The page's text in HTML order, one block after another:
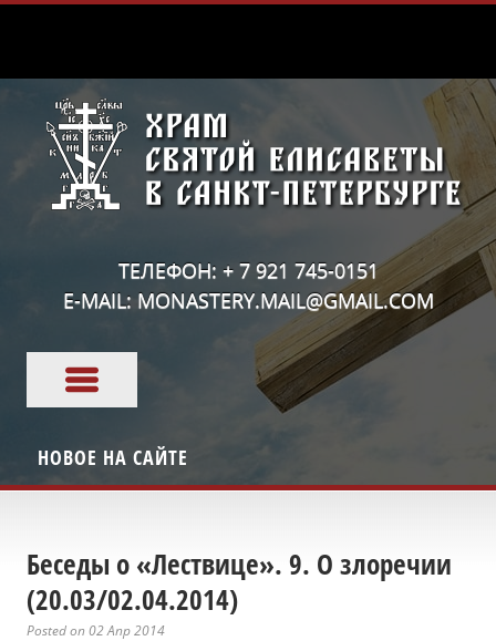
ТЕЛЕФОН: + 7 921 745-0151
E-MAIL: MONASTERY.MAIL@GMAIL.COM
НОВОЕ НА САЙТЕ
Беседы о «Лествице». 9. О злоречии
(20.03/02.04.2014)
Posted on 02 Апр 2014